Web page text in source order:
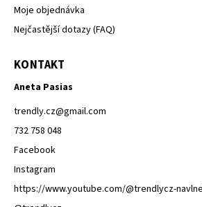
Moje objednávka
Nejčastější dotazy (FAQ)
KONTAKT
Aneta Pasias
trendly.cz@gmail.com
732 758 048
Facebook
Instagram
https://www.youtube.com/@trendlycz-